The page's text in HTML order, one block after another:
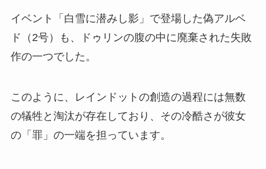
イベント「白雪に潜みし影」で登場した偽アルベ
ド（2号）も、ドゥリンの腹の中に廃棄された失敗
作の一つでした。
このように、レインドットの創造の過程には無数
の犠牲と淘汰が存在しており、その冷酷さが彼女
の「罪」の一端を担っています。